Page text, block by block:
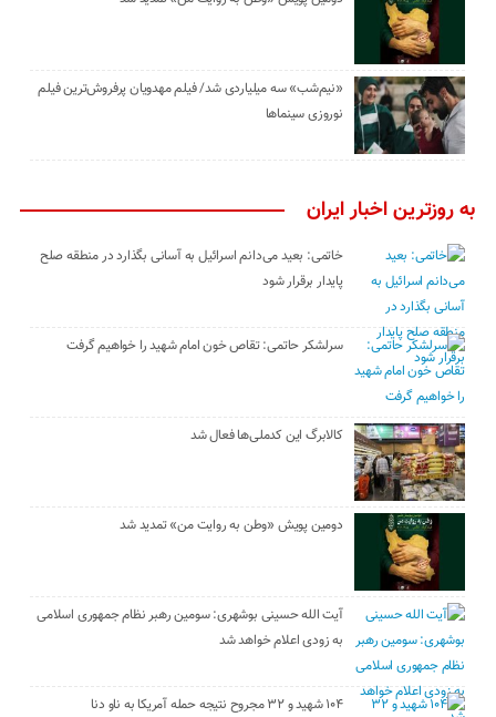
«نیم‌شب» سه میلیاردی شد/ فیلم مهدویان پرفروش‌ترین فیلم
نوروزی سینماها
به روزترین اخبار ایران
خاتمی: بعید می‌دانم اسرائیل به آسانی بگذارد در منطقه صلح
پایدار برقرار شود
سرلشکر حاتمی: تقاص خون امام شهید را خواهیم گرفت
کالابرگ این کدملی‌ها فعال شد
دومین پویش «وطن به روایت من» تمدید شد
آیت الله حسینی بوشهری: سومین رهبر نظام جمهوری اسلامی
به زودی اعلام خواهد شد
۱۰۴ شهید و ۳۲ مجروح نتیجه حمله آمریکا به ناو دنا